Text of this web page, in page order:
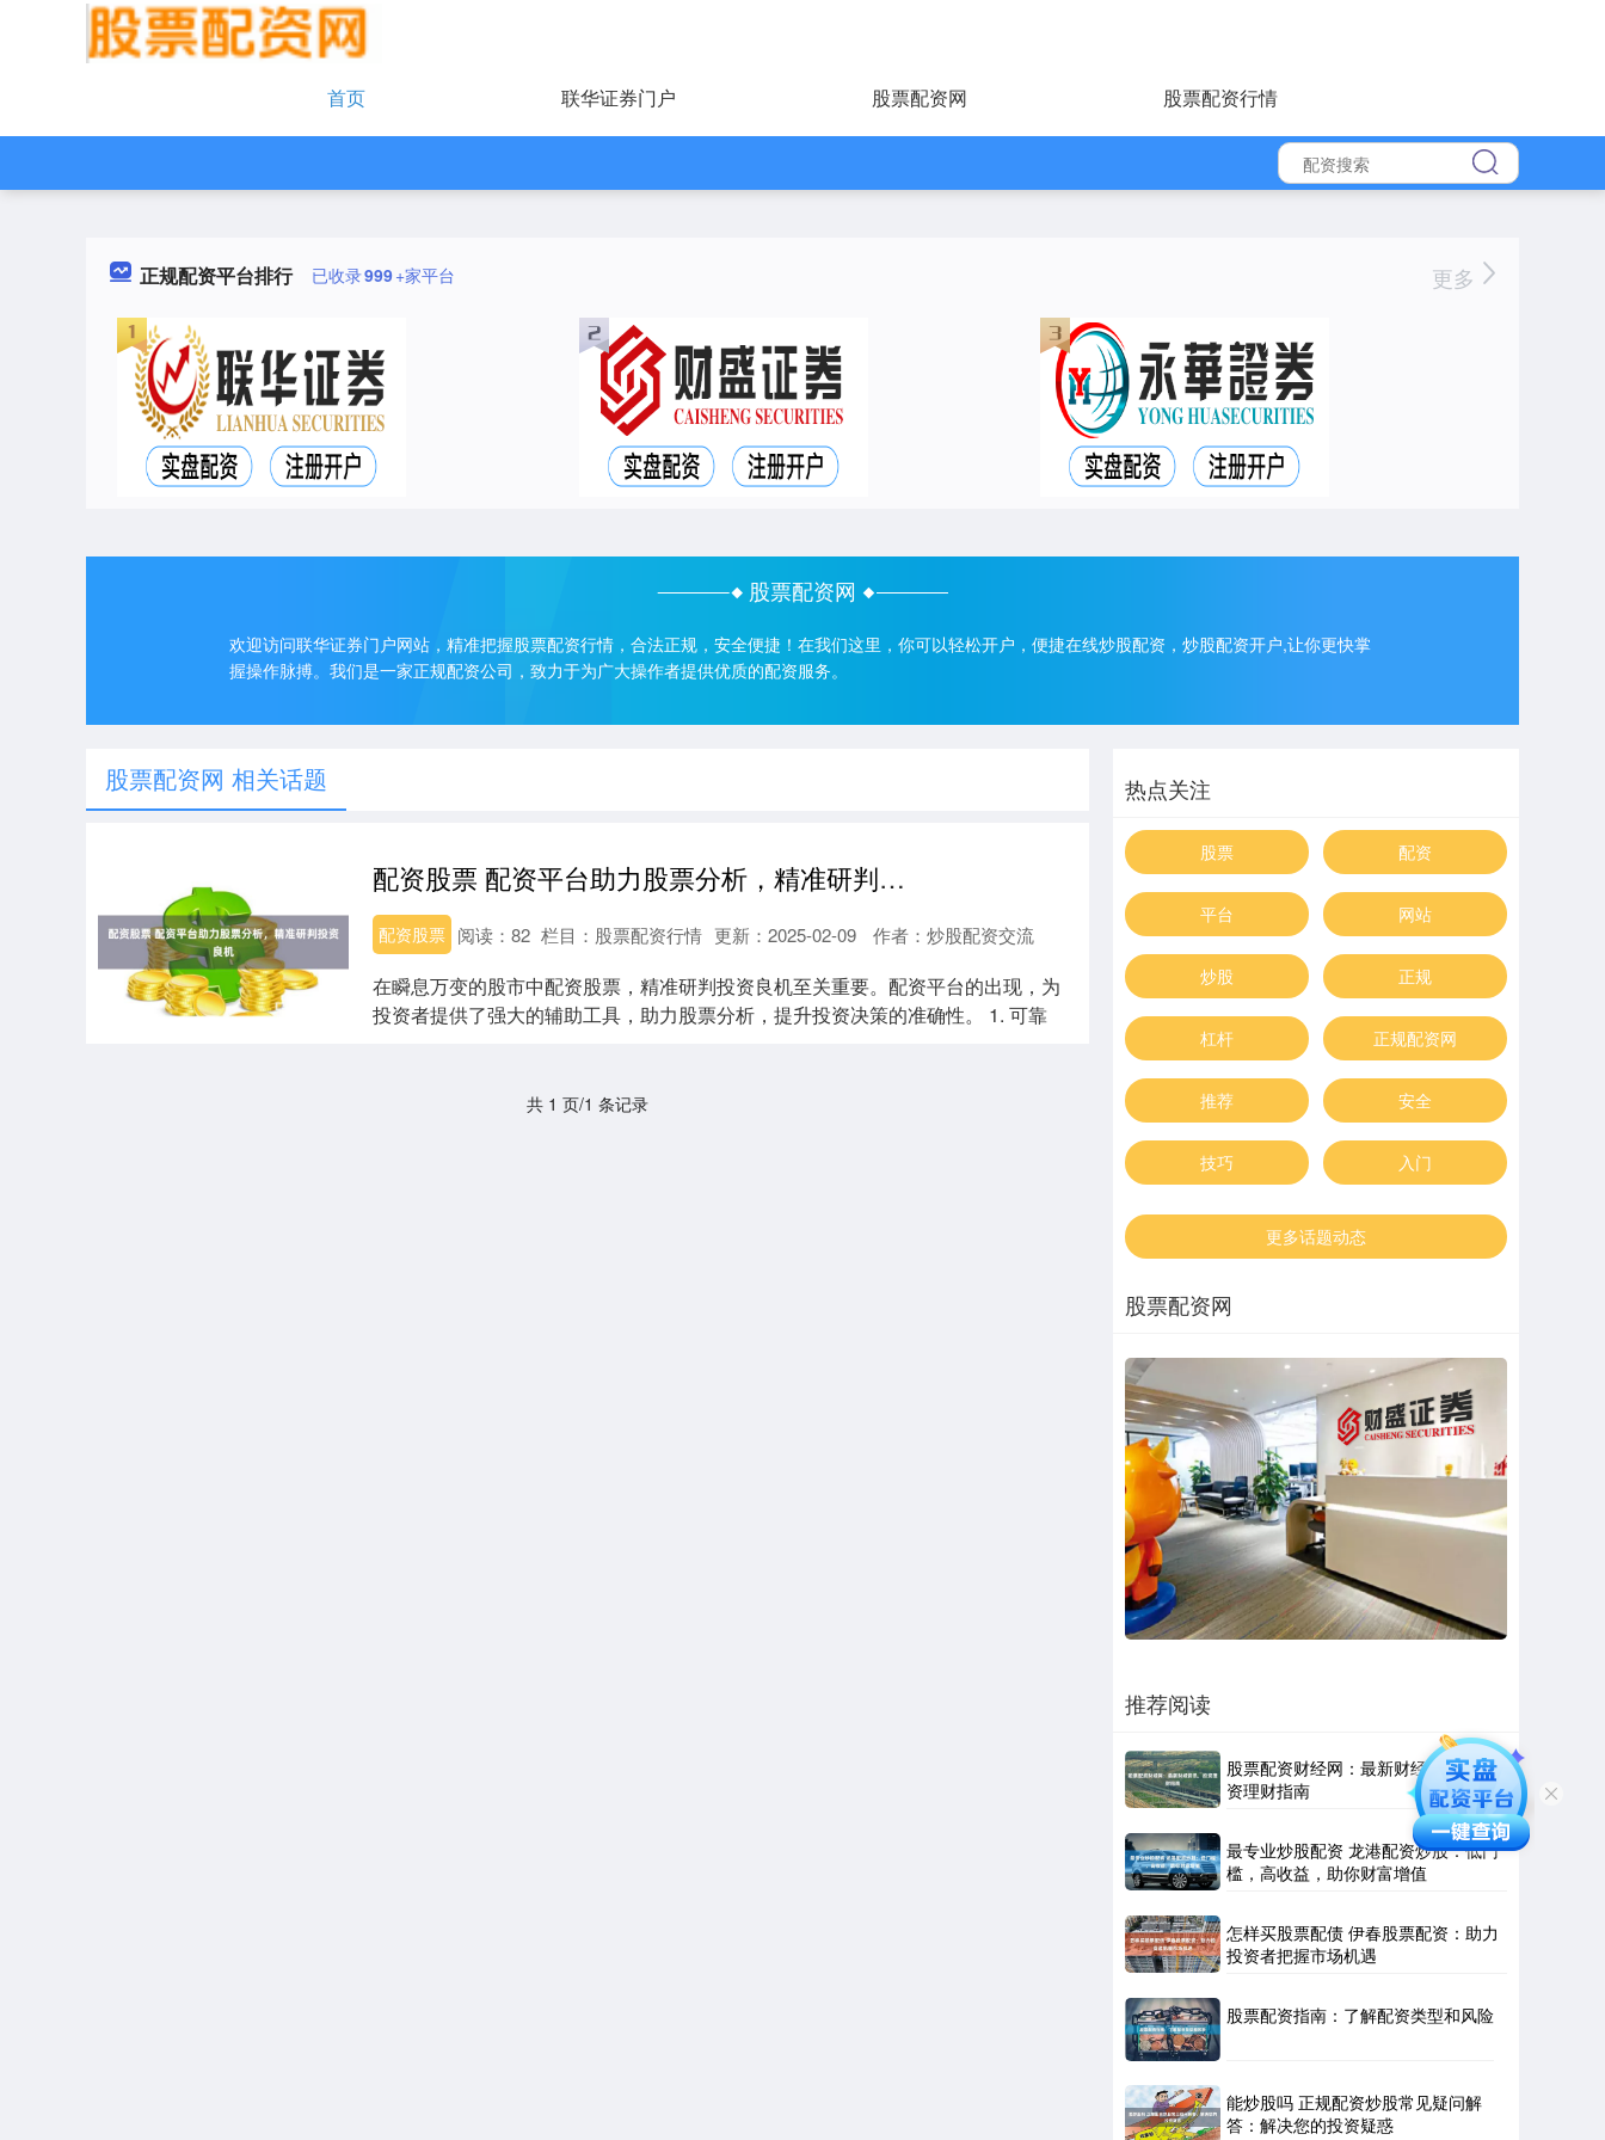
首页 联华证券门户 股票配资网 股票配资行情
正规配资平台排行 已收录999+家平台 更多
股票配资网
欢迎访问联华证券门户网站，精准把握股票配资行情，合法正规，安全便捷！在我们这里，你可以轻松开户，便捷在线炒股配资，炒股配资开户,让你更快掌
握操作脉搏。我们是一家正规配资公司，致力于为广大操作者提供优质的配资服务。
股票配资网 相关话题
配资股票 配资平台助力股票分析，精准研判投资良机
配资股票 更新：2025-02-09 作者：炒股配资交流
阅读： 82 栏目： 股票配资行情
在瞬息万变的股市中配资股票，精准研判投资良机至关重要。配资平台的出现，为
投资者提供了强大的辅助工具，助力股票分析，提升投资决策的准确性。 1. 可靠
共 1 页/1 条记录
热点关注
股票 配资
平台 网站
炒股 正规
杠杆 正规配资网
推荐 安全
技巧 入门
更多话题动态
股票配资网
推荐阅读
股票配资财经网：最新财经资讯，投
资理财指南
最专业炒股配资 龙港配资炒股：低门
槛，高收益，助你财富增值
怎样买股票配债 伊春股票配资：助力
投资者把握市场机遇
股票配资指南：了解配资类型和风险
能炒股吗 正规配资炒股常见疑问解
答：解决您的投资疑惑